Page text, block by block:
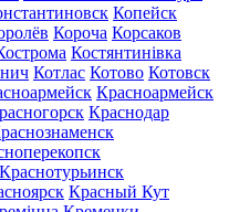
Копейск
Короча Корсаков
Костянтинівка
Котлас Котово Котовск
Красноармейск
Краснодар
Краснотурьинск
Красный Кут